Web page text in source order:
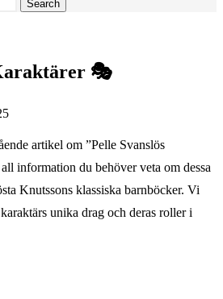
🎭
artikel om ”Pelle Svanslös
information du behöver veta om dessa
Knutssons klassiska barnböcker. Vi
unika drag och deras roller i